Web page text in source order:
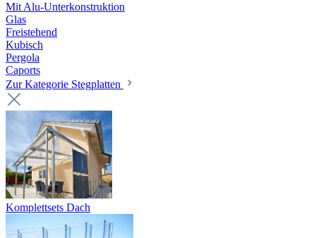
Mit Alu-Unterkonstruktion
Glas
Freistehend
Kubisch
Pergola
Caports
Zur Kategorie Stegplatten
Komplettsets Dach